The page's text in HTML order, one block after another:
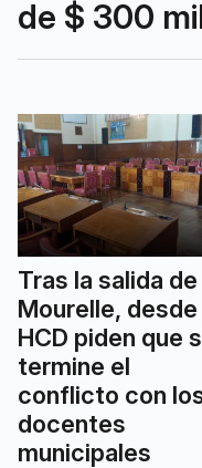
de $ 300
Tras la salida de
Mourelle, desde
HCD piden que
termine el
conflicto con
docentes
municipales